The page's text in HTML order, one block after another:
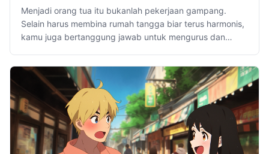
Menjadi orang tua itu bukanlah pekerjaan gampang.
Selain harus membina rumah tangga biar terus harmonis,
kamu juga bertanggung jawab untuk mengurus dan